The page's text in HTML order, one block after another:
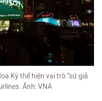
Kỳ thể hiện vai trò “sứ giả
Ảnh: VNA